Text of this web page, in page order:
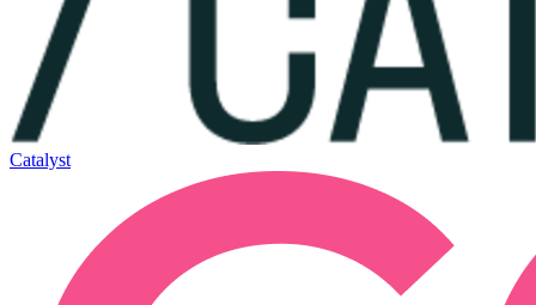
Catalyst